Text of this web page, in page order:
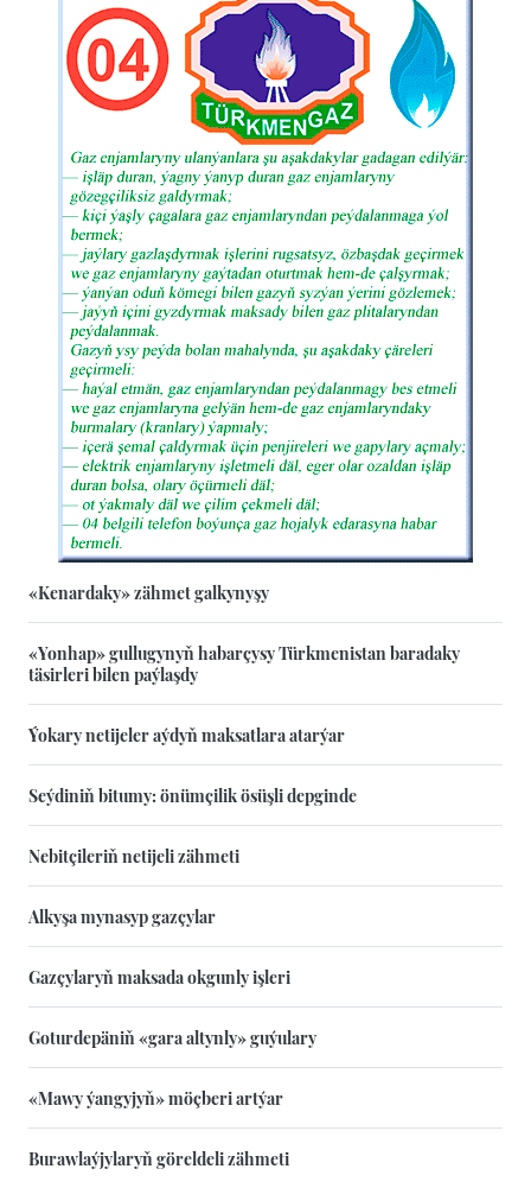
«Kenardaky» zähmet galkynyşy
«Yonhap» gullugynyň habarçysy Türkmenistan baradaky
täsirleri bilen paýlaşdy
Ýokary netijeler aýdyň maksatlara atarýar
Seýdiniň bitumy: önümçilik ösüşli depginde
Nebitçileriň netijeli zähmeti
Alkyşa mynasyp gazçylar
Gazçylaryň maksada okgunly işleri
Goturdepäniň «gara altynly» guýulary
«Mawy ýangyjyň» möçberi artýar
Burawlaýjylaryň göreldeli zähmeti